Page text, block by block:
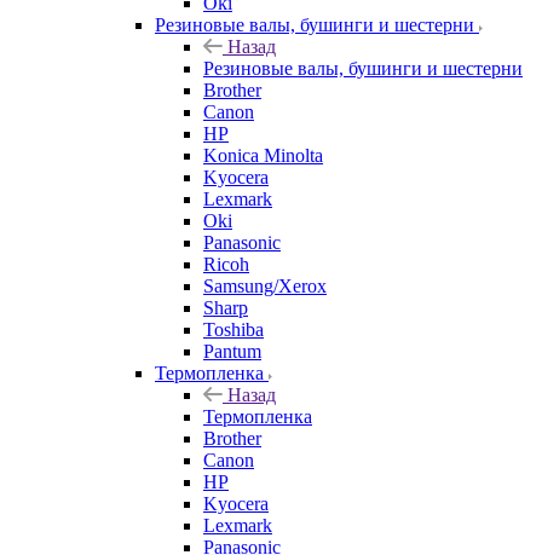
Резиновые валы, бушинги и шестерни
Назад
Резиновые валы, бушинги и шестерни
Brother
Canon
HP
Konica Minolta
Kyocera
Lexmark
Oki
Panasonic
Ricoh
Samsung/Xerox
Sharp
Toshiba
Pantum
Термопленка
Назад
Термопленка
Brother
Canon
HP
Kyocera
Lexmark
Panasonic